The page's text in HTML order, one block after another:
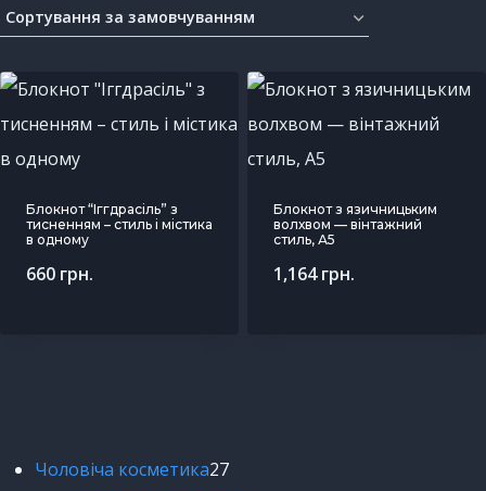
Блокнот “Іггдрасіль” з
тисненням – стиль і містика
в одному
660 грн.
Блокнот з язичницьким
волхвом — вінтажний
стиль, А5
1,164грн.
Чоловіча косметика27